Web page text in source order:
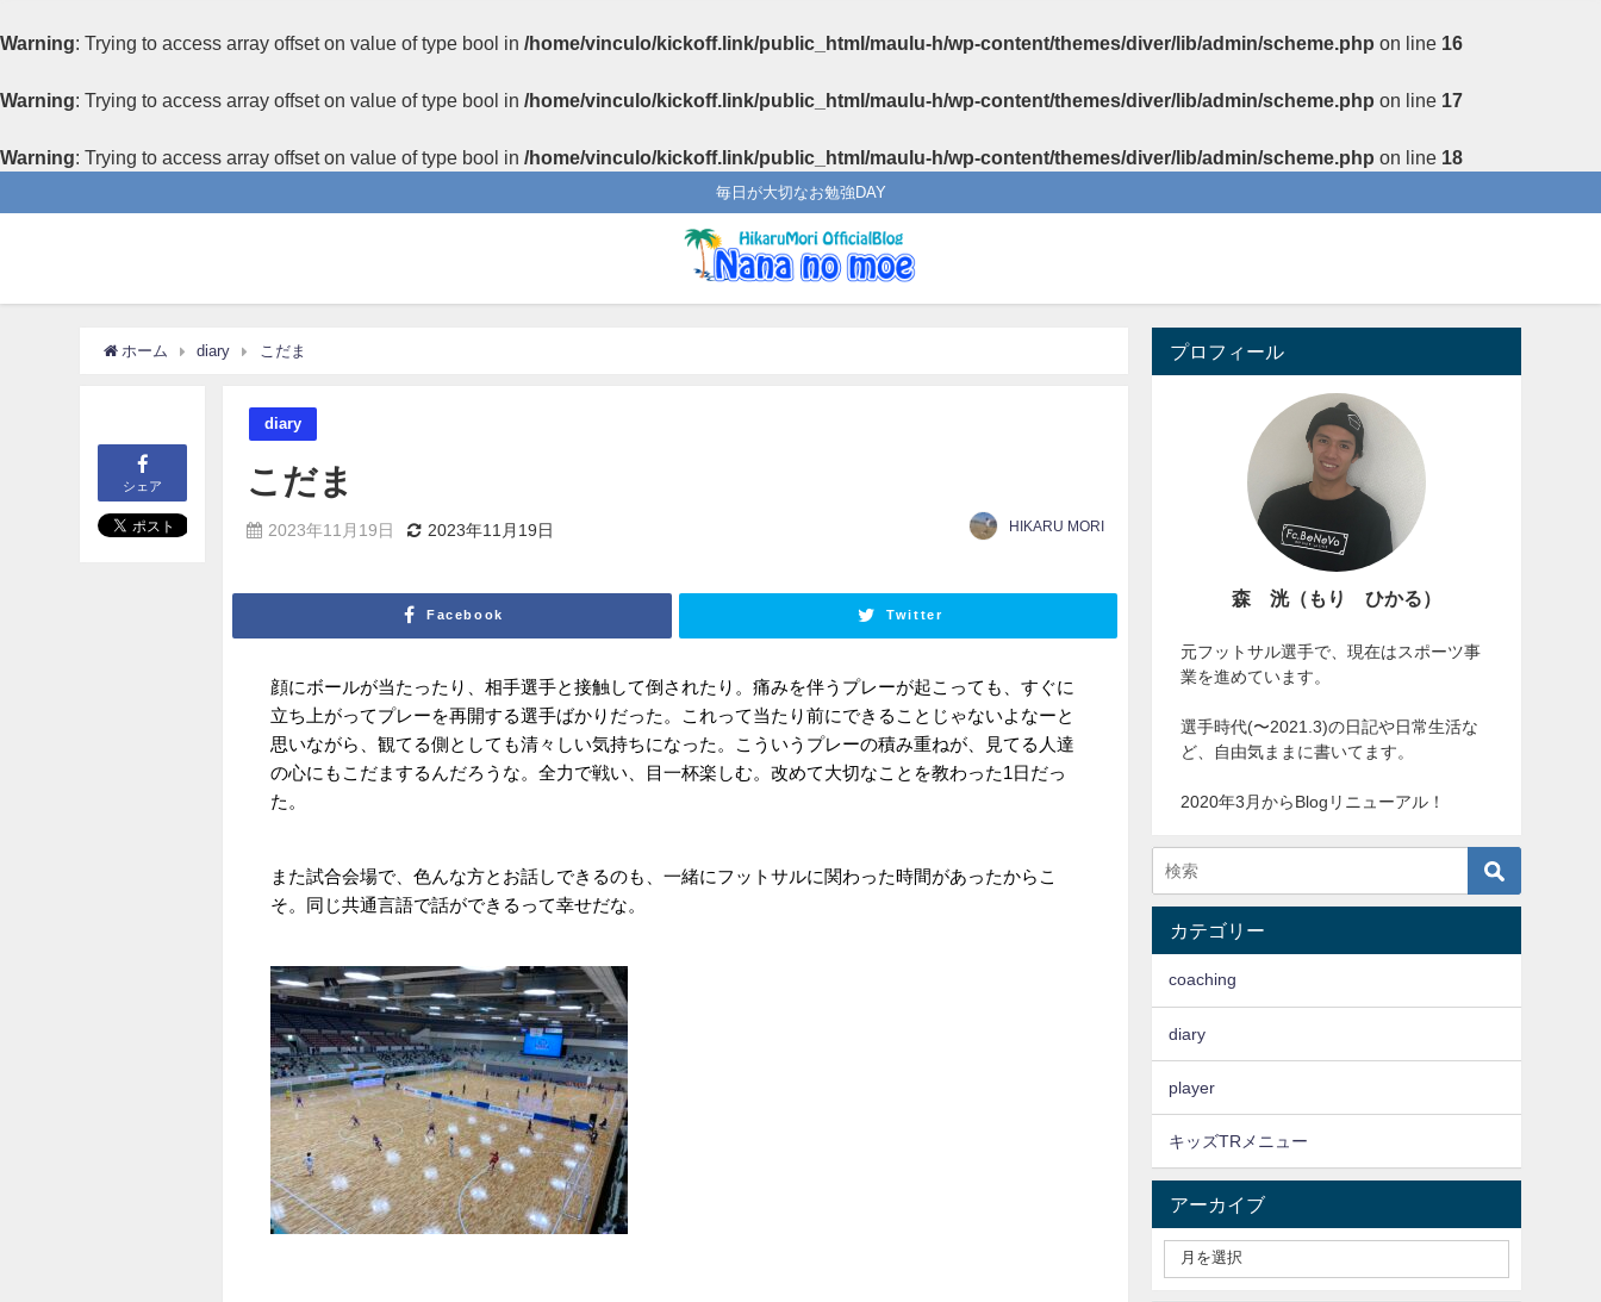
Warning: Trying to access array offset on value of type bool in /home/vinculo/kickoff.link/public_html/maulu-h/wp-content/themes/diver/lib/admin/scheme.php on line 16
Warning: Trying to access array offset on value of type bool in /home/vinculo/kickoff.link/public_html/maulu-h/wp-content/themes/diver/lib/admin/scheme.php on line 17
Warning: Trying to access array offset on value of type bool in /home/vinculo/kickoff.link/public_html/maulu-h/wp-content/themes/diver/lib/admin/scheme.php on line 18
毎日が大切なお勉強DAY
ホーム diary こだま
シェア
diary
こだま
2023年11月19日 2023年11月19日 HIKARU MORI
Facebook Twitter
顔にボールが当たったり、相手選手と接触して倒されたり。痛みを伴うプレーが起こっても、すぐに
立ち上がってプレーを再開する選手ばかりだった。これって当たり前にできることじゃないよなーと
思いながら、観てる側としても清々しい気持ちになった。こういうプレーの積み重ねが、見てる人達
の心にもこだまするんだろうな。全力で戦い、目一杯楽しむ。改めて大切なことを教わった1日だっ
た。
また試合会場で、色んな方とお話しできるのも、一緒にフットサルに関わった時間があったからこ
そ。同じ共通言語で話ができるって幸せだな。
プロフィール
森 洸（もり ひかる）
元フットサル選手で、現在はスポーツ事
業を進めています。
選手時代(〜2021.3)の日記や日常生活な
ど、自由気ままに書いてます。
2020年3月からBlogリニューアル！
カテゴリー
coaching
diary
player
キッズTRメニュー
アーカイブ